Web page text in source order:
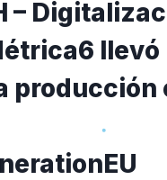
–
llevó
producción